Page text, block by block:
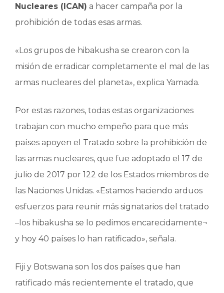
Nucleares (ICAN) a hacer campaña por la
prohibición de todas esas armas.
«Los grupos de hibakusha se crearon con la
misión de erradicar completamente el mal de las
armas nucleares del planeta», explica Yamada.
Por estas razones, todas estas organizaciones
trabajan con mucho empeño para que más
países apoyen el Tratado sobre la prohibición de
las armas nucleares, que fue adoptado el 17 de
julio de 2017 por 122 de los Estados miembros de
las Naciones Unidas. «Estamos haciendo arduos
esfuerzos para reunir más signatarios del tratado
–los hibakusha se lo pedimos encarecidamente¬
y hoy 40 países lo han ratificado», señala.
Fiji y Botswana son los dos países que han
ratificado más recientemente el tratado, que